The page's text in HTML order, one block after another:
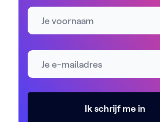
Naam
E-mailadres *
Ik schrijf me in